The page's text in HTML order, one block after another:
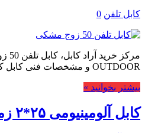
کابل تلفن 0
OUTDOOR و مشخصات فنی کابل کابل مشکی برای نصب خارج از …
بیشتر بخوانید »
کابل آلومینیومی ۲۵*۲ زمینی نمایندگی فروش